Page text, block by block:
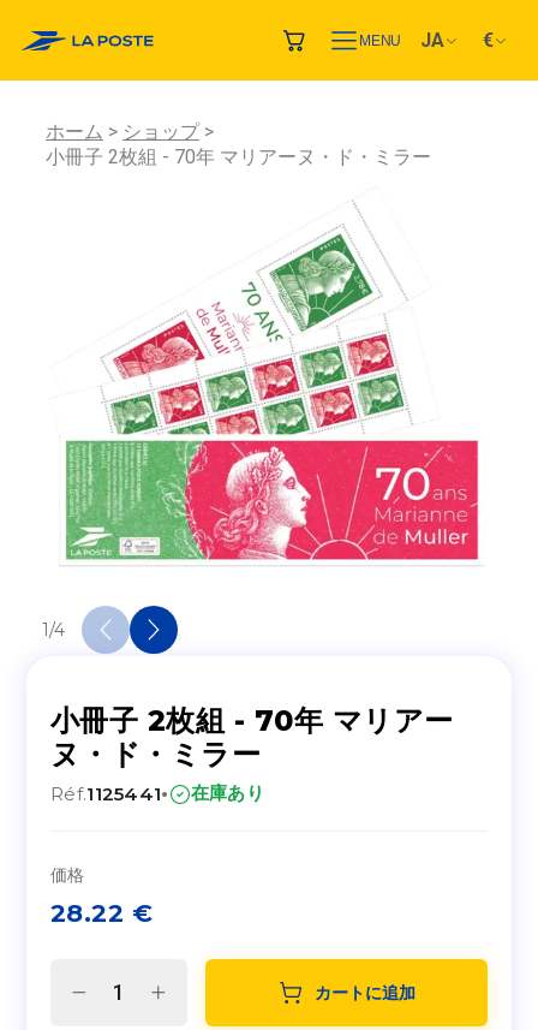
MENU JA €
ホーム
ショップ
小冊子 2枚組 - 70年 マリアーヌ・ド・ミラー
1/4
小冊子 2枚組 - 70年 マリアー
ヌ・ド・ミラー
Réf.1125441· 在庫あり
価格
28.22 €
カートに追加